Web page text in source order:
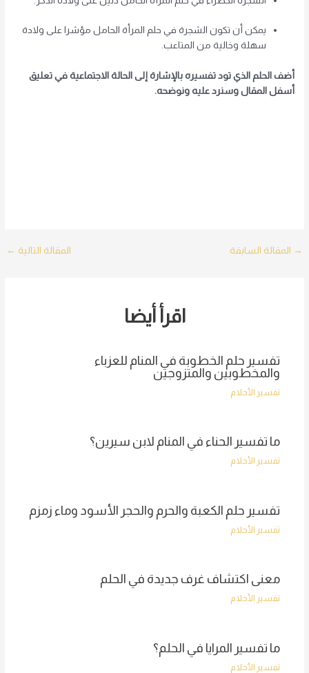
يمكن أن تكون الشجرة في حلم المرأة الحامل مؤشرا على ولادة
سهلة وخالية من المتاعب.
أضف الحلم الذي تود تفسيره بالإشارة إلى الحالة الاجتماعية في تعليق
أسفل المقال وسنرد عليه ونوضحه.
Post
→ المقالة السابقة المقالة التالية ←
اقرأ أيضا
تفسير حلم الخطوبة في المنام للعزباء
والمخطوبين والمتزوجين
تفسير الأحلام
ما تفسير الحناء في المنام لابن سيرين؟
تفسير الأحلام
تفسير حلم الكعبة والحرم والحجر الأسود وماء زمزم
تفسير الأحلام
معنى اكتشاف غرف جديدة في الحلم
تفسير الأحلام
ما تفسير المرايا في الحلم؟
تفسير الأحلام